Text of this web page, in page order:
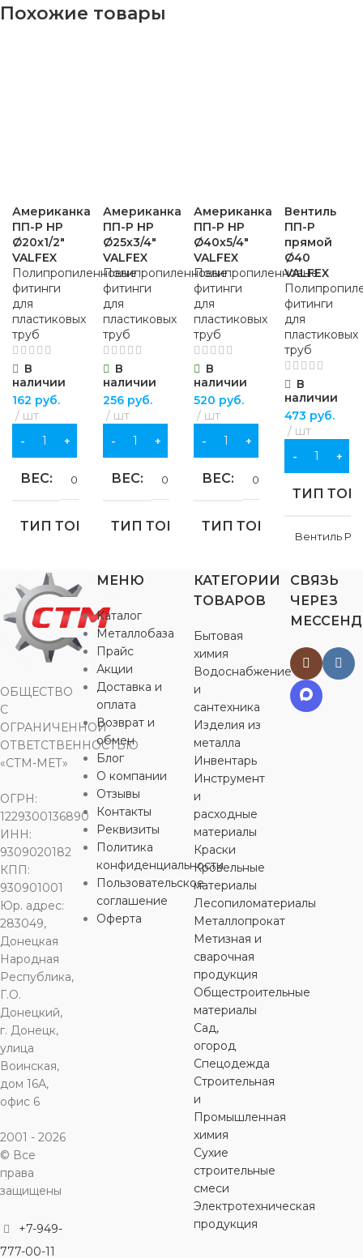
Похожие товары
Американка
ПП-Р НР
Ø20х1/2″
VALFEX
Полипропиленновые
фитинги
для
пластиковых
труб
В
наличии
162 руб.
шт
ВЕС 0.065 кг
ТИП ТОВАРА
ДИАМЕТР, ММ
РЕЗЬБА 1/2″
МАТЕРИАЛ
PPr
СОЕДИНЕНИЕ
наружная резьба,
пайка
ОБЛАСТЬ
ПРИМЕНЕНИЯ
водоснабжение
холодное
ЦВЕТ
Американка
ПП-Р НР
Ø25х3/4″
VALFEX
Полипропиленновые
фитинги
для
пластиковых
труб
В
наличии
256 руб.
шт
ВЕС 0.113 кг
ТИП ТОВАРА
ДИАМЕТР, ММ
25
РЕЗЬБА 3/4″
МАТЕРИАЛ
PPr
СОЕДИНЕНИЕ
наружная резьба
ПРИМЕНЕНИЯ
водоснабжение,
водоснабжение
серый
Американка
ПП-Р НР
Ø40х5/4″
VALFEX
Полипропиленновые
фитинги
для
пластиковых
труб
В
наличии
520 руб.
шт
ВЕС 0.236 кг
ТИП ТОВАРА
ДИАМЕТР, ММ
40
РЕЗЬБА 5/4″
МАТЕРИАЛ
СОЕДИНЕНИЕ
пайка
ОБЛАСТЬ
ПРИМЕНЕНИЯ
горячее
водоснабжение
холодное
водоснабжение
ЦВЕТ серый
Вентиль
ПП-Р
прямой
Ø40
VALFEX
фитинги
для
пластиковых
труб
В
наличии
473 руб.
шт
ТИП
Вентиль PPr
40
PPr,латунь
ОБЩЕСТВО
С
ОГРАНИЧЕННОЙ
ОТВЕТСТВЕННОСТЬЮ
«СТМ-МЕТ»
ОГРН:
1229300136890
ИНН:
9309020182
КПП:
930901001
Юр. адрес:
283049,
Донецкая
Народная
Республика,
Г.О.
Донецкий,
г. Донецк,
улица
Воинская,
дом 16А,
офис 6
2001 - 2026
© Все
права
защищены
+7-949-
777-00-11
МЕНЮ
Каталог
Металлобаза
Прайс
Акции
Доставка и
оплата
Возврат и
обмен
Блог
О компании
Отзывы
Контакты
Реквизиты
Политика
конфиденциальности
Пользовательское
соглашение
Оферта
КАТЕГОРИИ
ТОВАРОВ
Бытовая
химия
Водоснабжение
и
сантехника
Изделия из
металла
Инвентарь
Инструмент
и
расходные
материалы
Краски
Кровельные
материалы
Лесопиломатериалы
Металлопрокат
Метизная и
сварочная
продукция
Общестроительные
материалы
Сад,
огород
Спецодежда
Строительная
и
Промышленная
химия
Сухие
строительные
смеси
Электротехническая
продукция
СВЯЗЬ
ЧЕРЕЗ